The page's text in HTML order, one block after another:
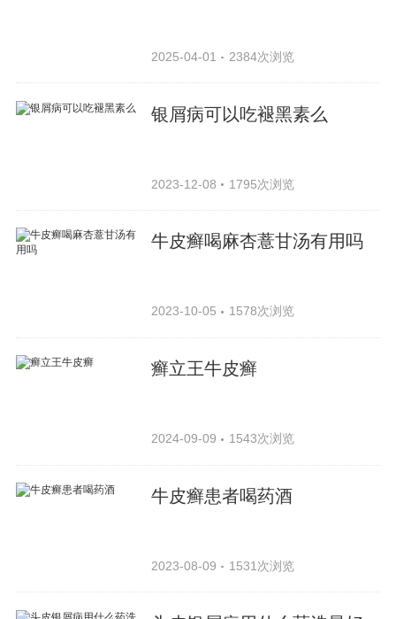
2025-04-01 2384次浏览
银屑病可以吃褪黑素么
2023-12-08 1795次浏览
牛皮癣喝麻杏薏甘汤有用吗
2023-10-05 1578次浏览
癣立王牛皮癣
2024-09-09 1543次浏览
牛皮癣患者喝药酒
2023-08-09 1531次浏览